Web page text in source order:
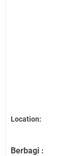
Location:
Berbagi :